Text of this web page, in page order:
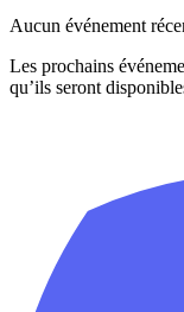
Aucun événement
Les prochains
qu’ils seront